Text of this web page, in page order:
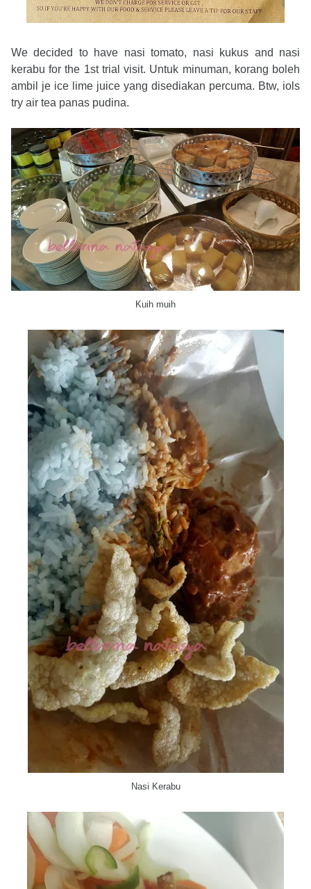
We decided to have nasi tomato, nasi kukus and nasi
kerabu for the 1st trial visit. Untuk minuman, korang boleh
ambil je ice lime juice yang disediakan percuma. Btw, iols
try air tea panas pudina.
Kuih muih
Nasi Kerabu